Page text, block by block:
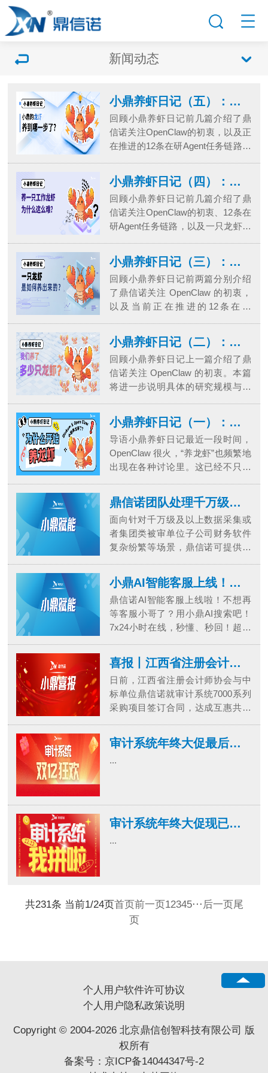
新闻动态
小鼎养虾日记（五）：小鼎的龙虾，养到哪一步了？
回顾小鼎养虾日记前几篇介绍了鼎
信诺关注OpenClaw的初衷，以及正
在推进的12条在研Agent任务链路。
小鼎养虾日记01整体判断：从“值不
值得看”到“哪些值得推进”——如果
现在回答“养到哪一步了”，我们的判
断是：部分方向已开始从研究验证
阶段，向实际应用靠拢。这意味
着，本轮研究已不再停留...
小鼎养虾日记（四）：养一只工作龙虾，为什么这么难？
回顾小鼎养虾日记前几篇介绍了鼎
信诺关注OpenClaw的初衷、12条在
研Agent任务链路，以及一只龙虾的
为什么养出一只能干活的龙虾，并
不容易？小鼎养虾日记01难点一：
难在链条，而非单点——单点能力
并不难理解。例如：完成一次筛
查、识别一个异常事项、输出一段
结果，这些都可以单独验证。真正
的...
小鼎养虾日记（三）：一只龙虾是如何养出来的？
回顾小鼎养虾日记前两篇分别介绍
了鼎信诺关注 OpenClaw 的初衷，
以及当前正在推进的12条在研
心问题：一只“审计龙虾”，究竟是如
何“养”出来的？小鼎养虾日记01起
点：不是模型，而是场景——对鼎
信诺而言，养龙虾的第一步，不是
评估模型能力，而是判断是否存在
一个合适的应用场景。并非所...
小鼎养虾日记（二）：我们养了多少只龙虾？
回顾小鼎养虾日记上一篇介绍了鼎
信诺关注 OpenClaw 的初衷。本篇
将进一步说明具体的研究规模与布
链路——目前，鼎信诺围绕
OpenClaw 方向，正在同步推进 12
条 Agent 任务链路。沿用“养龙虾”的
比喻，即“正在养 12 只龙虾”。需要
明确的是，这“12只龙虾”既不是12个
模型，也不是12个功能模...
小鼎养虾日记（一）：我们为什么开始养龙虾？
导语小鼎养虾日记最近一段时间，
OpenClaw 很火，“养龙虾”也频繁地
出现在各种讨论里。这已经不只是
关注度也越来越高了。作为深耕审
计行业25载的技术服务商，鼎信诺
相信，面对任何一次技术变革，都
应不止步于讨论，而应以审慎、负
责的态度投入资源，展开实质性研
究，以判断其是否能成为行业革...
鼎信诺团队处理千万级数据采集获客户赞誉——来自北京兴华会计师事务所的感谢信
面向针对千万级及以上数据采集或
者集团类被审单位子公司财务软件
复杂纷繁等场景，鼎信诺可提供专
户场景在集团型企业中，存在数十
甚至数百个业务单位，其中一些单
位一年的凭证量就超过千万，而辅
助核算的详细数据更是庞大。这类
企业若采用SAP、Oracle EBS、用
友NC、金蝶EAS等业财一体化的
ERP系...
小鼎AI智能客服上线！秒懂秒回，不再等待！
鼎信诺AI智能客服上线啦！不想再
等客服小哥了？用小鼎AI搜索吧！
7x24小时在线，秒懂、秒回！超快
作、常见问题快速解答，告别等
待，秒速响应！超精准的方法推荐
根据专业审计作业需求，准确推荐
鼎信诺软件操作方法和解决方案，
嗖嗖提升工作效率！超方便的快速
入口平行嵌入鼎信诺各软件界面，
遇到...
喜报丨江西省注册会计师协会与鼎信诺达成合作
日前，江西省注册会计师协会与中
标单位鼎信诺就审计系统7000系列
采购项目签订合同，达成互惠共赢
系列将充分适应江西省各会计师事
务所的使用需求，帮助各事务所提
升审计效率、降低审计风险，实现
们也将积极响应和满足客户需求，...
审计系统年终大促最后一天！优惠不要错过！
...
审计系统年终大促现已启动！错过再等一年！
...
共231条 当前1/24页首页前一页 12345··· 后一页 尾
页
个人用户软件许可协议
个人用户隐私政策说明
Copyright © 2004-2026 北京鼎信创智科技有限公司 版
权所有
备案号： 京ICP备14044347号-2